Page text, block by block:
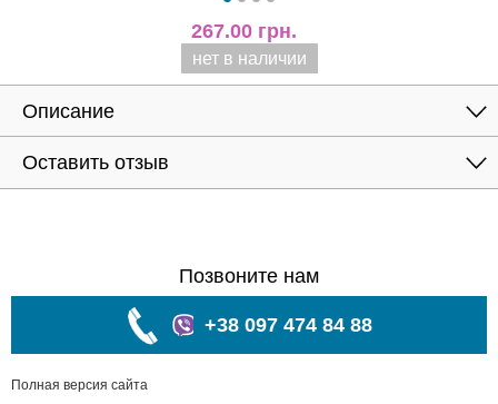
267.00 грн.
нет в наличии
Описание
Оставить отзыв
Позвоните нам
+38 097 474 84 88
Полная версия сайта